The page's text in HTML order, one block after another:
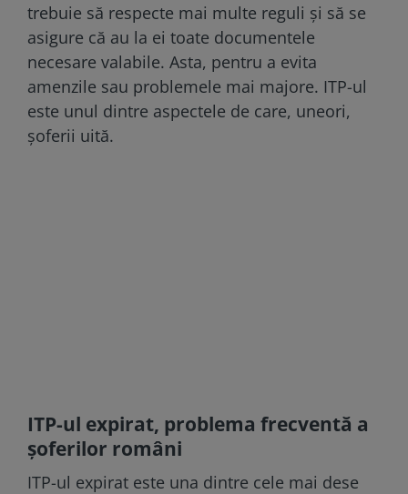
trebuie să respecte mai multe reguli și să se
asigure că au la ei toate documentele
necesare valabile. Asta, pentru a evita
amenzile sau problemele mai majore. ITP-ul
este unul dintre aspectele de care, uneori,
șoferii uită.
ITP-ul expirat, problema frecventă a
șoferilor români
ITP-ul expirat este una dintre cele mai dese